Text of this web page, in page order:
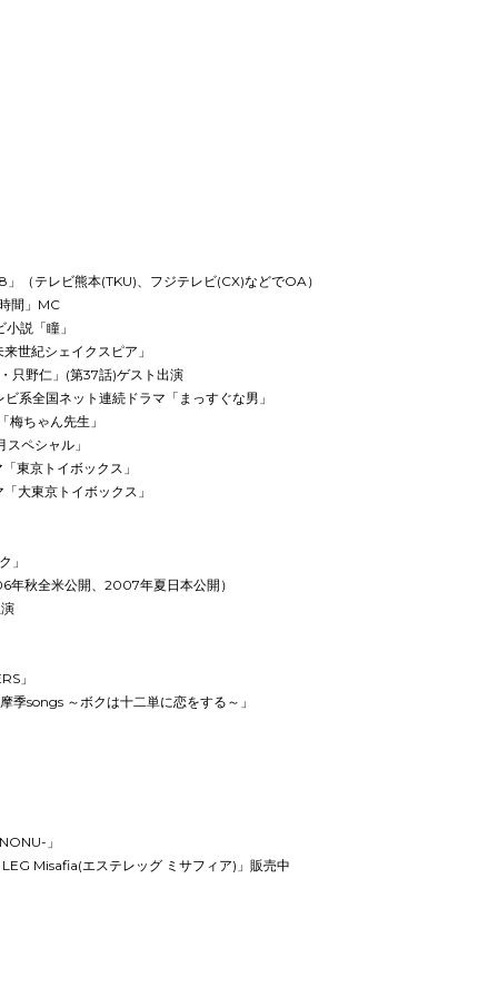
（テレビ熊本(TKU)、フジテレビ(CX)などでOA）
間」MC
説「瞳」
世紀シェイクスピア」
野仁」(第37話)ゲスト出演
系全国ネット連続ドラマ「まっすぐな男」
ちゃん先生」
ペシャル」
東京トイボックス」
大東京トイボックス」
」
年秋全米公開、2007年夏日本公開）
」
songs ～ボクは十二単に恋をする～」
」
Misafia(エステレッグ ミサフィア)」販売中